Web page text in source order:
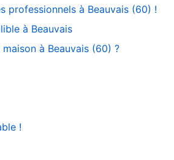
professionnels à Beauvais (60) !
à Beauvais
à Beauvais (60) ?
!